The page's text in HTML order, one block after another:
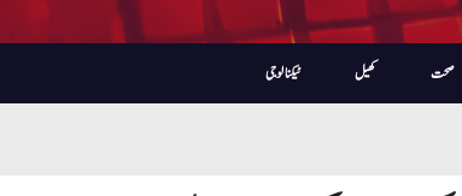
صحت کھیل ٹیکنالوجی